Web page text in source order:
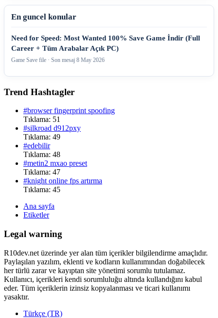
En guncel konular
Need for Speed: Most Wanted 100% Save Game İndir (Full
Career + Tüm Arabalar Açık PC)
Game Save file · Son mesaj 8 May 2026
Trend Hashtagler
#browser fingerprint spoofing
Tıklama: 51
#silkroad d912pxy
Tıklama: 49
#edebilir
Tıklama: 48
#metin2 mxao preset
Tıklama: 47
#knight online fps artırma
Tıklama: 45
Ana sayfa
Etiketler
Legal warning
R10dev.net üzerinde yer alan tüm içerikler bilgilendirme amaçlıdır.
Paylaşılan yazılım, eklenti ve kodların kullanımından doğabilecek
her türlü zarar ve kayıptan site yönetimi sorumlu tutulamaz.
Kullanıcı, içerikleri kendi sorumluluğu altında kullandığını kabul
eder. Tüm içeriklerin izinsiz kopyalanması ve ticari kullanımı
yasaktır.
Türkçe (TR)